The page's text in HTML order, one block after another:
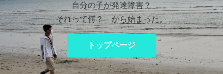
自分の子が発達障害？
それって何？ から始まった。
トップページ